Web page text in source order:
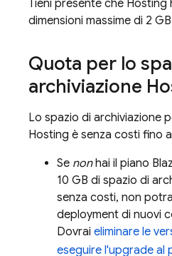
Tieni presente che Hosting
dimensioni massime di 2
Quota per lo
archiviazione
Lo spazio di archiviazione
Hosting è senza costi fino
Se nonhai il piano
10 GB di spazio di
senza costi, non
deployment di nuovi
Dovrai eliminare le
eseguire l'upgrade al